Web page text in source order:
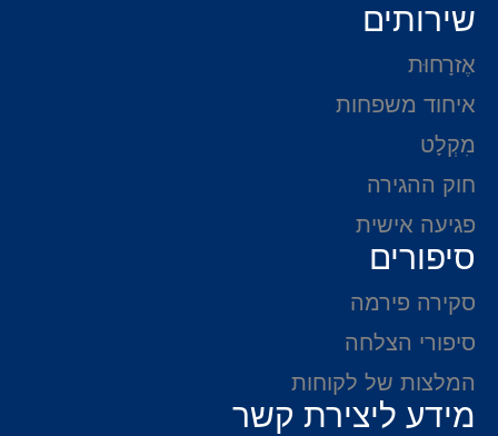
שירותים
אֶזרָחוּת
איחוד משפחות
מִקְלָט
חוק ההגירה
פגיעה אישית
סיפורים
סקירה פירמה
סיפורי הצלחה
המלצות של לקוחות
מידע ליצירת קשר